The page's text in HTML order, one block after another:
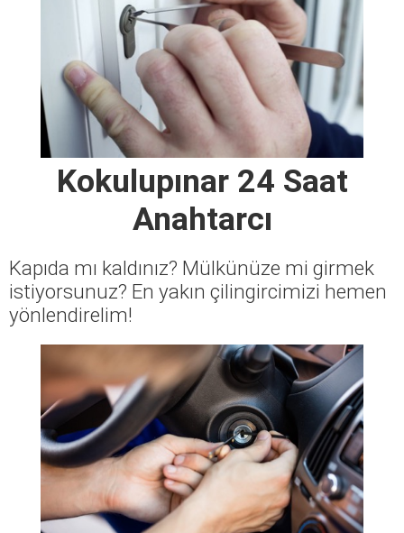
Kokulupınar 24 Saat
Anahtarcı
Kapıda mı kaldınız? Mülkünüze mi girmek
istiyorsunuz? En yakın çilingircimizi hemen
yönlendirelim!